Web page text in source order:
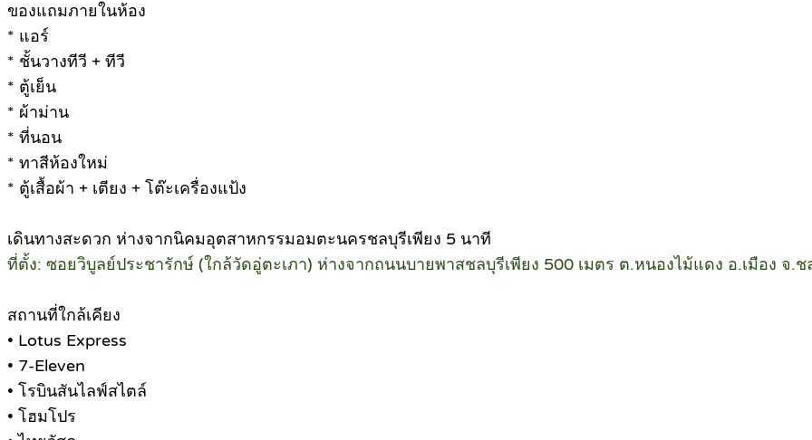
ของแถมภายในห้อง
* แอร์
* ชั้นวางทีวี + ทีวี
* ตู้เย็น
* ผ้าม่าน
* ที่นอน
* ทาสีห้องใหม่
* ตู้เสื้อผ้า + เตียง + โต๊ะเครื่องแป้ง
เดินทางสะดวก ห่างจากนิคมอุตสาหกรรมอมตะนครชลบุรีเพียง 5 นาที
ที่ตั้ง: ซอยวิบูลย์ประชารักษ์ (ใกล้วัดอู่ตะเภา) ห่างจากถนนบายพาสชลบุรีเพียง 500 เมตร ต.หนองไม้แดง อ.เมือง จ.ช
สถานที่ใกล้เคียง
• Lotus Express
• 7-Eleven
• โรบินสันไลฟ์สไตล์
• โฮมโปร